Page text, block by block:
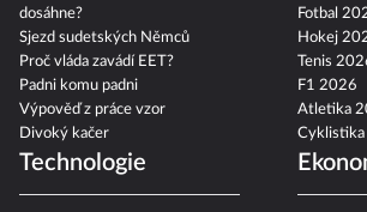
dosáhne?
Sjezd sudetských Němců
Proč vláda zavádí EET?
Padni komu padni
Výpověď z práce vzor
Divoký kačer
Fotbal
Hokej
Tenis
F1 2026
Atletika
Technologie